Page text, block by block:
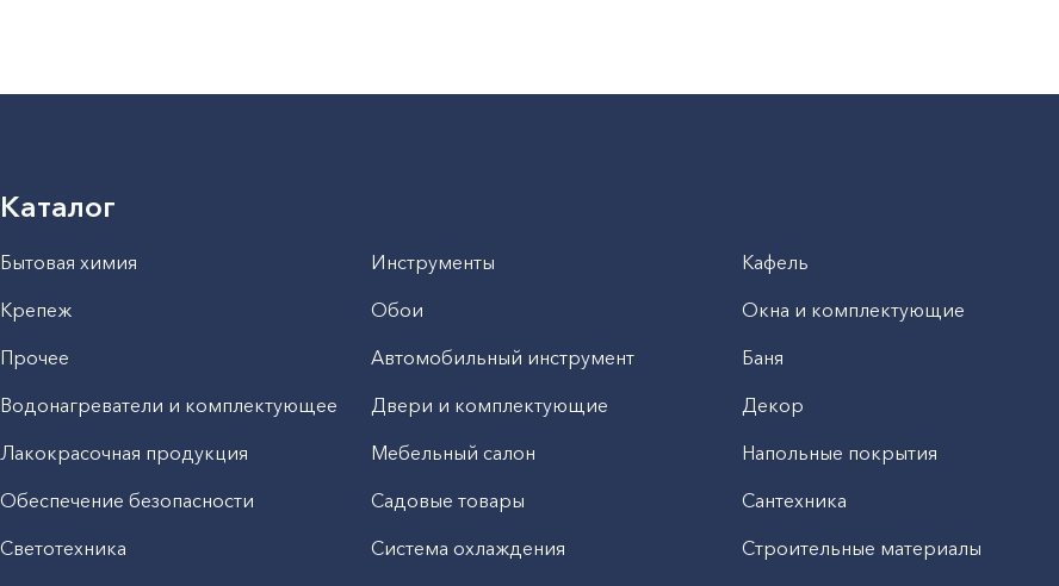
Каталог
Бытовая химия Инструменты
Кафель
Крепеж
Обои
Окна и комплектующие
Прочее
Автомобильный инструмент
Баня
Водонагреватели и комплектующее
Двери и комплектующие
Декор
Лакокрасочная продукция
Мебельный салон
Напольные покрытия
Обеспечение безопасности
Садовые товары
Сантехника
Светотехника
Система охлаждения
Строительные материалы